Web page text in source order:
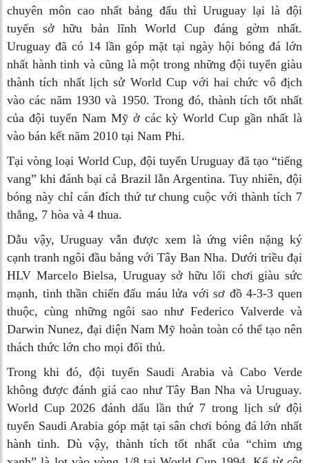
chuyên môn cao nhất bảng đấu thì Uruguay lại là đội
tuyển sở hữu bản lĩnh World Cup đáng gờm nhất.
Uruguay đã có 14 lần góp mặt tại ngày hội bóng đá lớn
nhất hành tinh và cũng là một trong những đội tuyển giàu
thành tích nhất lịch sử World Cup với hai chức vô địch
vào các năm 1930 và 1950. Trong đó, thành tích tốt nhất
của đội tuyển Nam Mỹ ở các kỳ World Cup gần nhất là
vào bán kết năm 2010 tại Nam Phi.
Tại vòng loại World Cup, đội tuyển Uruguay đã tạo “tiếng
vang” khi đánh bại cả Brazil lẫn Argentina. Tuy nhiên, đội
bóng này chỉ cán đích thứ tư chung cuộc với thành tích 7
thắng, 7 hòa và 4 thua.
Dẫu vậy, Uruguay vẫn được xem là ứng viên nặng ký
cạnh tranh ngôi đầu bảng với Tây Ban Nha. Dưới triều đại
HLV Marcelo Bielsa, Uruguay sở hữu lối chơi giàu sức
mạnh, tinh thần chiến đấu máu lửa với sơ đồ 4-3-3 quen
thuộc, cùng những ngôi sao như Federico Valverde và
Darwin Nunez, đại diện Nam Mỹ hoàn toàn có thể tạo nên
thách thức lớn cho mọi đối thủ.
Trong khi đó, đội tuyển Saudi Arabia và Cabo Verde
không được đánh giá cao như Tây Ban Nha và Uruguay.
World Cup 2026 đánh dấu lần thứ 7 trong lịch sử đội
tuyển Saudi Arabia góp mặt tại sân chơi bóng đá lớn nhất
hành tinh. Dù vậy, thành tích tốt nhất của “chim ưng